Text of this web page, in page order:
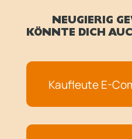
NEUGIERIG
KÖNNTE DICH
Kaufleute E-